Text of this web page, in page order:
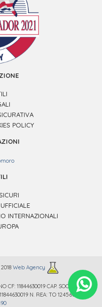
POLICY
INTERNAZIONALI
Web Agency
CF: 11844630019 CAP. SOC. € 12.000 /
N. REA: TO 1245669 TEL.